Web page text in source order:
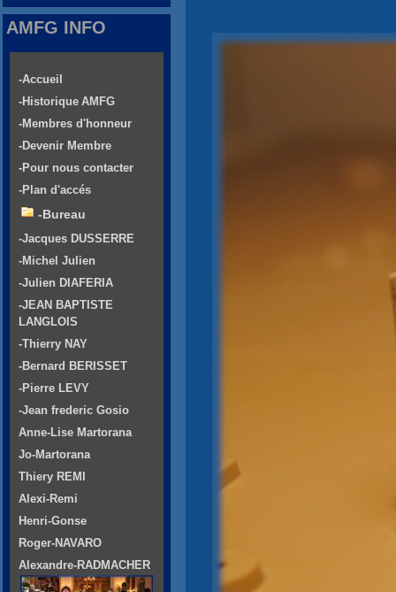
AMFG INFO
-Accueil
-Historique AMFG
-Membres d'honneur
-Devenir Membre
-Pour nous contacter
-Plan d'accés
-Bureau
-Jacques DUSSERRE
-Michel Julien
-Julien DIAFERIA
-JEAN BAPTISTE
LANGLOIS
-Thierry NAY
-Bernard BERISSET
-Pierre LEVY
-Jean frederic Gosio
Anne-Lise Martorana
Jo-Martorana
Thiery REMI
Alexi-Remi
Henri-Gonse
Roger-NAVARO
Alexandre-RADMACHER